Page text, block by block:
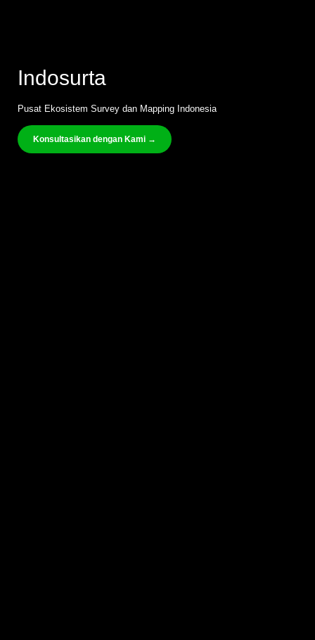
Indosurta
Pusat Ekosistem Survey dan Mapping Indonesia
Konsultasikan dengan Kami →